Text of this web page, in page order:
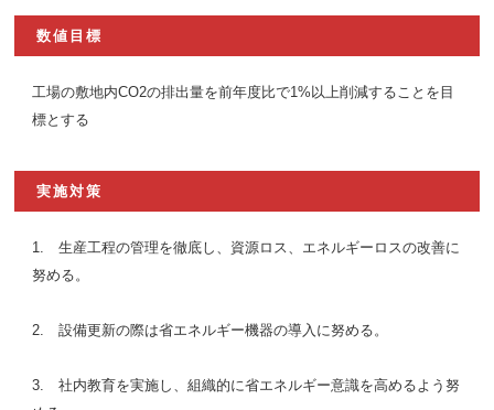
数値目標
工場の敷地内CO2の排出量を前年度比で1%以上削減することを目
標とする
実施対策
1. 生産工程の管理を徹底し、資源ロス、エネルギーロスの改善に
努める。
2. 設備更新の際は省エネルギー機器の導入に努める。
3. 社内教育を実施し、組織的に省エネルギー意識を高めるよう努